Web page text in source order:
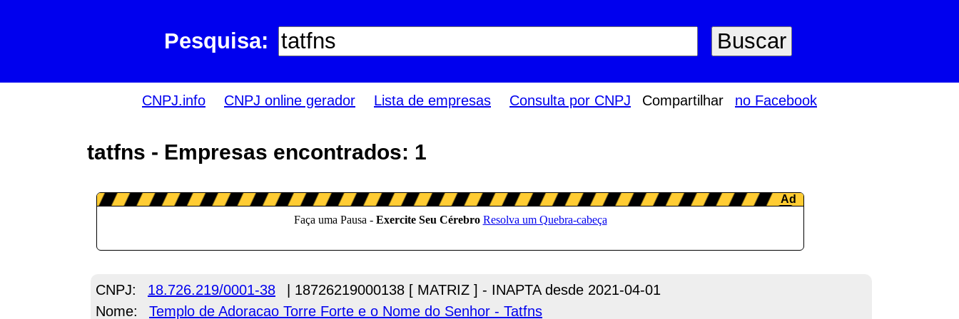
Pesquisa:
CNPJ.info CNPJ online gerador Lista de empresas Consulta por CNPJ Compartilhar no Facebook
tatfns - Empresas encontrados: 1
CNPJ: 18.726.219/0001-38
| 18726219000138 [ MATRIZ ] - INAPTA desde 2021-04-01
Nome:
Templo de Adoracao Torre Forte e o Nome do Senhor - Tatfns